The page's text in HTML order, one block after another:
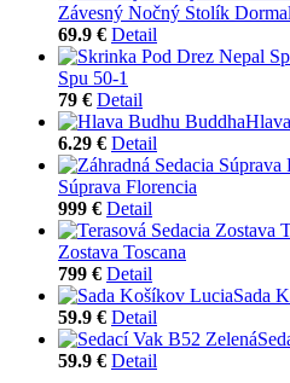
Závesný Nočný Stolík
69.9 € Detail
Spu 50-1
79 € Detail
6.29 € Detail
Súprava Florencia
999 € Detail
Zostava Toscana
799 € Detail
Sada
59.9 € Detail
59.9 € Detail